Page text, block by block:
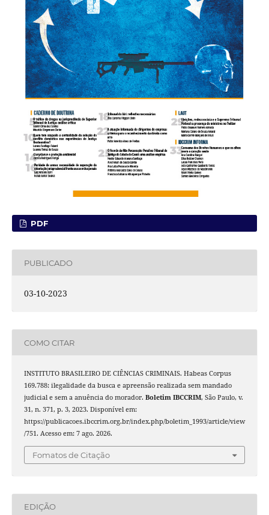
PDF
PUBLICADO
03-10-2023
COMO CITAR
INSTITUTO BRASILEIRO DE CIÊNCIAS CRIMINAIS. Habeas Corpus
169.788: ilegalidade da busca e apreensão realizada sem mandado
judicial e sem a anuência do morador. Boletim IBCCRIM, São Paulo, v.
31, n. 371, p. 3, 2023. Disponível em:
https://publicacoes.ibccrim.org.br/index.php/boletim_1993/article/view
/751. Acesso em: 7 ago. 2026.
Fomatos de Citação
EDIÇÃO